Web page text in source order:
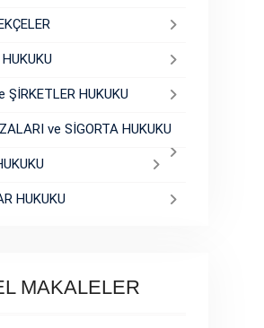
ŞİRKETLER HUKUKU
ve SİGORTA HUKUKU
HUKUKU
MAKALELER